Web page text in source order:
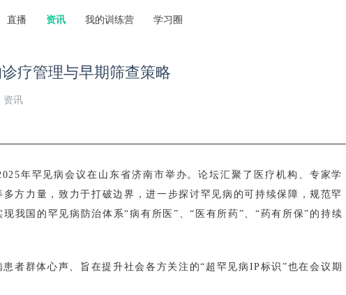
直播 资讯 我的训练营 学习圈
疗管理与早期筛查策略
资讯
年罕见病会议在山东省济南市举办。论坛汇聚了医疗机构、专家学
方力量，致力于打破边界，进一步探讨罕见病的可持续保障，规范罕
我国的罕见病防治体系“病有所医”、“医有所药”、“药有所保”的持续
者群体心声、旨在提升社会各方关注的“超罕见病IP标识”也在会议期